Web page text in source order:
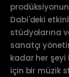
Dabi'deki
stüdyolarına
sanatçı
kadar her şeyi
için bir müzik